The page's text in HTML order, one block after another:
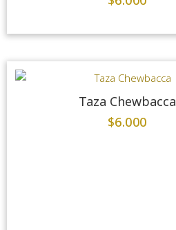
Taza Chewbacca
$6.000